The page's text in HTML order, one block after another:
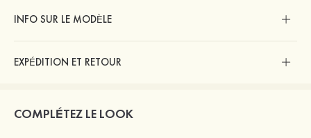
INFO SUR LE MODÈLE
EXPÉDITION ET RETOUR
COMPLÉTEZ LE LOOK